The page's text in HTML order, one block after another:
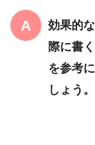
効果的
際に書
を参考
しょう。